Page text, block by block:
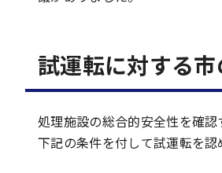
試運転に対する市
処理施設の総合的安全性を確
下記の条件を付して試運転を認